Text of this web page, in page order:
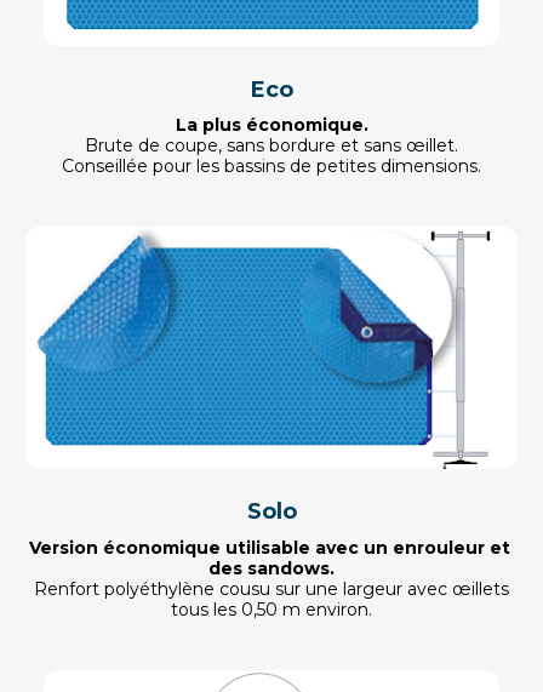
Eco
La plus économique.
Brute de coupe, sans bordure et sans œillet.
Conseillée pour les bassins de petites dimensions.
Solo
Version économique utilisable avec un enrouleur et
des sandows.
Renfort polyéthylène cousu sur une largeur avec œillets
tous les 0,50 m environ.